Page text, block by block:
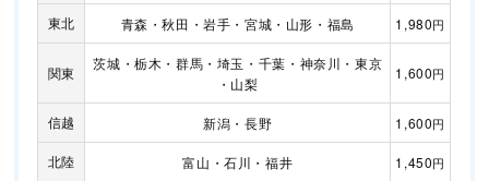
東北 青森 ・秋田 ・岩手 ・宮城 ・ 山形 ・ 福島 1,980円
関東
茨城 ・栃木 ・群馬 ・ 埼玉 ・ 千葉 ・ 神奈川 ・ 東京
・ 山梨
1,600円
信越 新潟 ・長野 1,600円
北陸 富山 ・石川 ・ 福井 1,450円